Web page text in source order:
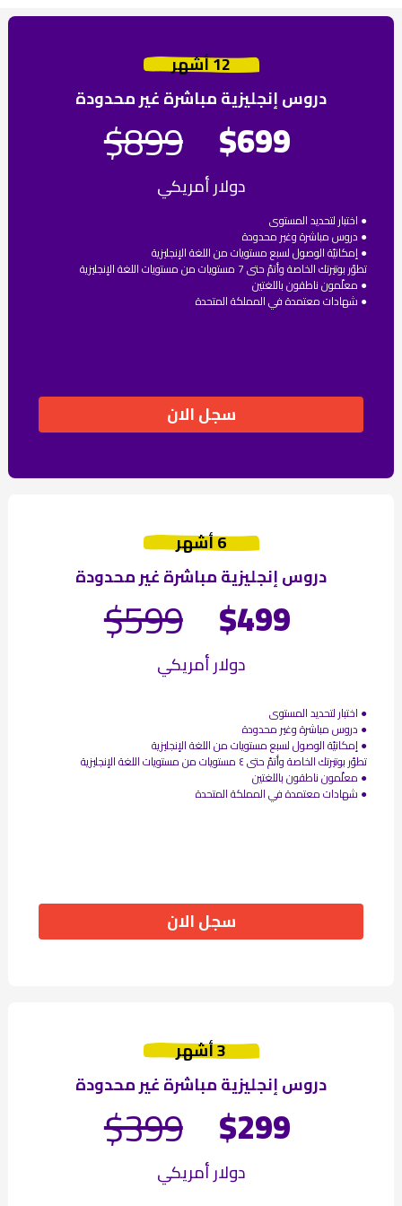
أشهر ‪12
دروس إنجليزية مباشرة غير محدودة
$899 $699
دولار أمريكي
● اختبار لتحديد المستوى
● دروس مباشرة وغير محدودة
● إمكانيّة الوصول لسبع مستويات من اللغة الإنجليزية
تطوّر بوتيرتك الخاصة وأتمّ حتى 7 مستويات من مستويات اللغة الإنجليزية‎
● معلّمون ناطقون باللغتين
● شهادات معتمدة في المملكة المتحدة​
سجل الان
أشهر ‪6
دروس إنجليزية مباشرة غير محدودة
$599 $499
دولار أمريكي
● اختبار لتحديد المستوى
● دروس مباشرة وغير محدودة
● إمكانيّة الوصول لسبع مستويات من اللغة الإنجليزية
تطوّر بوتيرتك الخاصة وأتمّ حتى ٤ مستويات من مستويات اللغة الإنجليزية
● معلّمون ناطقون باللغتين
● شهادات معتمدة في المملكة المتحدة​
سجل الان
أشهر ‪3
دروس إنجليزية مباشرة غير محدودة
$399 $299
دولار أمريكي